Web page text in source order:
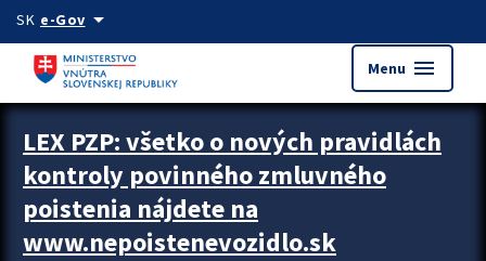
Preskocit na hlavný obsah
SK e-Govarrow_drop_down
Menu menu
Zastavit automatický posun upútavok
LEX PZP: všetko o nových pravidlách
kontroly povinného zmluvného
poistenia nájdete na
www.nepoistenevozidlo.sk